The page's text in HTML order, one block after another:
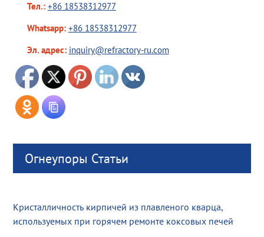
Тел.: +86 18538312977
Whatsapp: +86 18538312977
Эл. адрес: inquiry@refractory-ru.com
Огнеупоры Статьи
Кристалличность кирпичей из плавленого кварца,
используемых при горячем ремонте коксовых печей